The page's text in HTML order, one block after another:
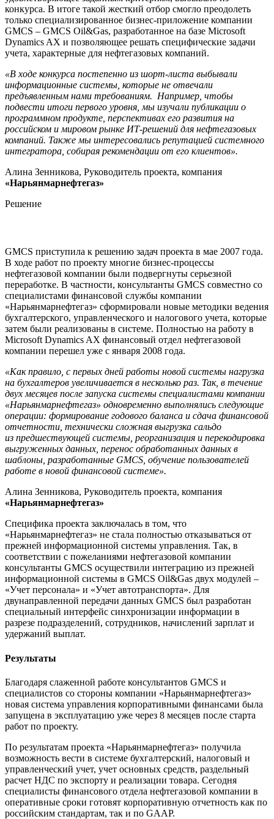
конкурса. В итоге такой жесткий отбор смогло преодолеть
только специализированное бизнес-приложение компании
GMCS – GMCS Oil&Gas, разработанное на базе Microsoft
Dynamics AX и позволяющее решать специфические задачи
учета, характерные для нефтегазовых компаний.
«В ходе конкурса постепенно из шорт-листа выбывали
информационные системы, которые не отвечали
предъявленным нами требованиям. Например, чтобы
подвести итоги первого уровня, мы изучали публикации о
программном продукте, перспективах его развития на
российском и мировом рынке ИТ-решений для нефтегазовых
компаний. Также мы интересовались репутацией системного
интегратора, собирая рекомендации от его клиентов».
Алина Зенникова, Руководитель проекта, компания
«Нарьянмарнефтегаз»
Решение
GMCS приступила к решению задач проекта в мае 2007 года.
В ходе работ по проекту многие бизнес-процессы
нефтегазовой компании были подвергнуты серьезной
переработке. В частности, консультанты GMCS совместно со
специалистами финансовой службы компании
«Нарьянмарнефтегаз» сформировали новые методики ведения
бухгалтерского, управленческого и налогового учета, которые
затем были реализованы в системе. Полностью на работу в
Microsoft Dynamics AX финансовый отдел нефтегазовой
компании перешел уже с января 2008 года.
«Как правило, с первых дней работы новой системы нагрузка
на бухгалтеров увеличивается в несколько раз. Так, в течение
двух месяцев после запуска системы специалистами компании
«Нарьянмарнефтегаз» одновременно выполнялись следующие
операции: формирование годового баланса и сдача финансовой
отчетности, технически сложная выгрузка сальдо
из предшествующей системы, реорганизация и перекодировка
выгруженных данных, перенос обработанных данных в
шаблоны, разработанные GMCS, обучение пользователей
работе в новой финансовой системе».
Алина Зенникова, Руководитель проекта, компания
«Нарьянмарнефтегаз»
Специфика проекта заключалась в том, что
«Нарьянмарнефтегаз» не стала полностью отказываться от
прежней информационной системы управления. Так, в
соответствии с пожеланиями нефтегазовой компании
консультанты GMCS осуществили интеграцию из прежней
информационной системы в GMCS Oil&Gas двух модулей –
«Учет персонала» и «Учет автотранспорта». Для
двунаправленной передачи данных GMCS был разработан
специальный интерфейс синхронизации информации в
разрезе подразделений, сотрудников, начислений зарплат и
удержаний выплат.
Результаты
Благодаря слаженной работе консультантов GMCS и
специалистов со стороны компании «Нарьянмарнефтегаз»
новая система управления корпоративными финансами была
запущена в эксплуатацию уже через 8 месяцев после старта
работ по проекту.
По результатам проекта «Нарьянмарнефтегаз» получила
возможность вести в системе бухгалтерский, налоговый и
управленческий учет, учет основных средств, раздельный
расчет НДС по экспорту и реализации товара. Сегодня
специалисты финансового отдела нефтегазовой компании в
оперативные сроки готовят корпоративную отчетность как по
российским стандартам, так и по GAAP.